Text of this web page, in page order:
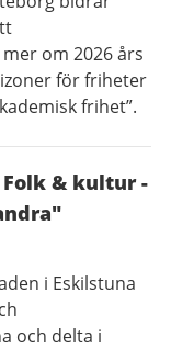
om 2026 års
för friheter
frihet”.
& kultur -
i Eskilstuna
och delta i